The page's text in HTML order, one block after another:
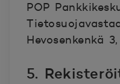
POP
Hevosenkenkä
5.